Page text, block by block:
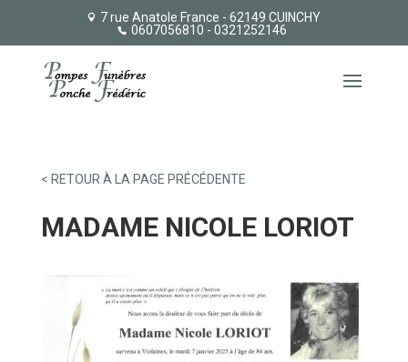
7 rue Anatole France - 62149 CUINCHY
0607056810 - 0321252146
< RETOUR À LA PAGE PRÉCÉDENTE
MADAME NICOLE LORIOT